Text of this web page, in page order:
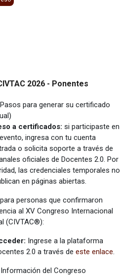
2026 - Ponentes
para generar su certificado
a certificados: si participaste en
ingresa con tu cuenta
o solicita soporte a través de
oficiales de Docentes 2.0. Por
las credenciales temporales no
en páginas abiertas.
personas que confirmaron
al XV Congreso Internacional
(CIVTAC®):
Ingrese a la plataforma
2.0 a través deeste enlace.
del Congreso